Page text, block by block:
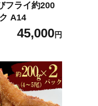
フライ約200
A14
45,000円